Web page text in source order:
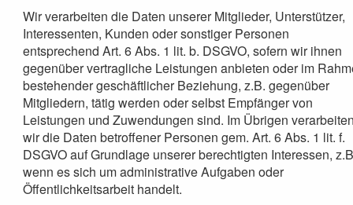
Wir verarbeiten die Daten unserer Mitglieder, Unterstützer,
Interessenten, Kunden oder sonstiger Personen
entsprechend Art. 6 Abs. 1 lit. b. DSGVO, sofern wir ihnen
gegenüber vertragliche Leistungen anbieten oder im
bestehender geschäftlicher Beziehung, z.B. gegenüber
Mitgliedern, tätig werden oder selbst Empfänger von
Leistungen und Zuwendungen sind. Im Übrigen
wir die Daten betroffener Personen gem. Art. 6 Abs. 1 lit. f.
DSGVO auf Grundlage unserer berechtigten Interessen,
wenn es sich um administrative Aufgaben oder
Öffentlichkeitsarbeit handelt.